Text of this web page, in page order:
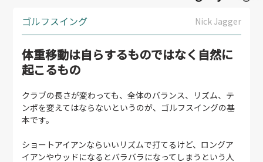
ゴルフスイング Nick Jagger
体重移動は自らするものではなく自然に
起こるもの
クラブの長さが変わっても、全体のバランス、リズム、テ
ンポを変えてはならないというのが、ゴルフスイングの基
本です。
ショートアイアンならいいリズムで打てるけど、ロングア
イアンやウッドになるとバラバラになってしまうという人